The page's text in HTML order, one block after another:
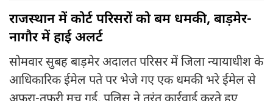
राजस्थान में कोर्ट परिसरों को बम धमकी, बाड़मेर-
नागौर में हाई अलर्ट
सोमवार सुबह बाड़मेर अदालत परिसर में जिला न्यायाधीश के
आधिकारिक ईमेल पते पर भेजे गए एक धमकी भरे ईमेल से